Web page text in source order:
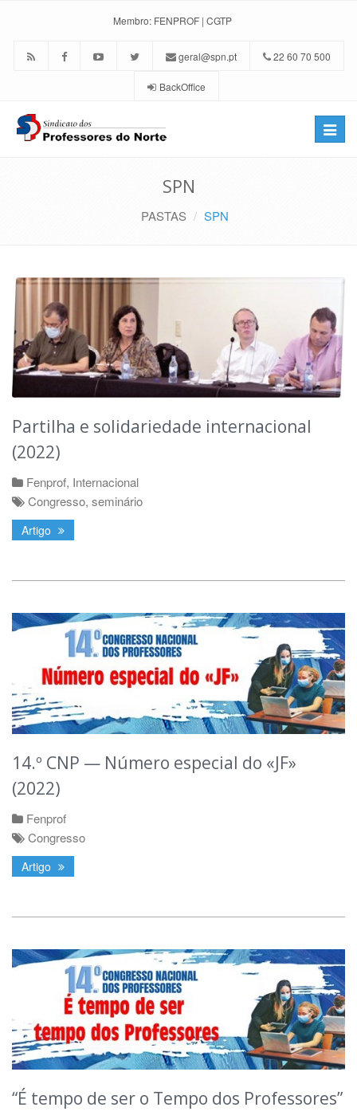
Membro: FENPROF | CGTP
geral@spn.pt 22 60 70 500
BackOffice
Toggle
SPN
PASTAS SPN
Partilha e solidariedade internacional
(2022)
Fenprof, Internacional
Congresso, seminário
Artigo
14.º CNP — Número especial do «JF»
(2022)
Fenprof
Congresso
Artigo
“É tempo de ser o Tempo dos Professores”